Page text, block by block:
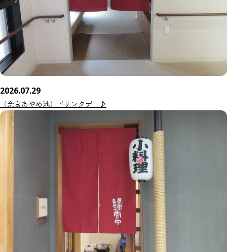
2026.07.29
（奈良あやめ池）ドリンクデー♪